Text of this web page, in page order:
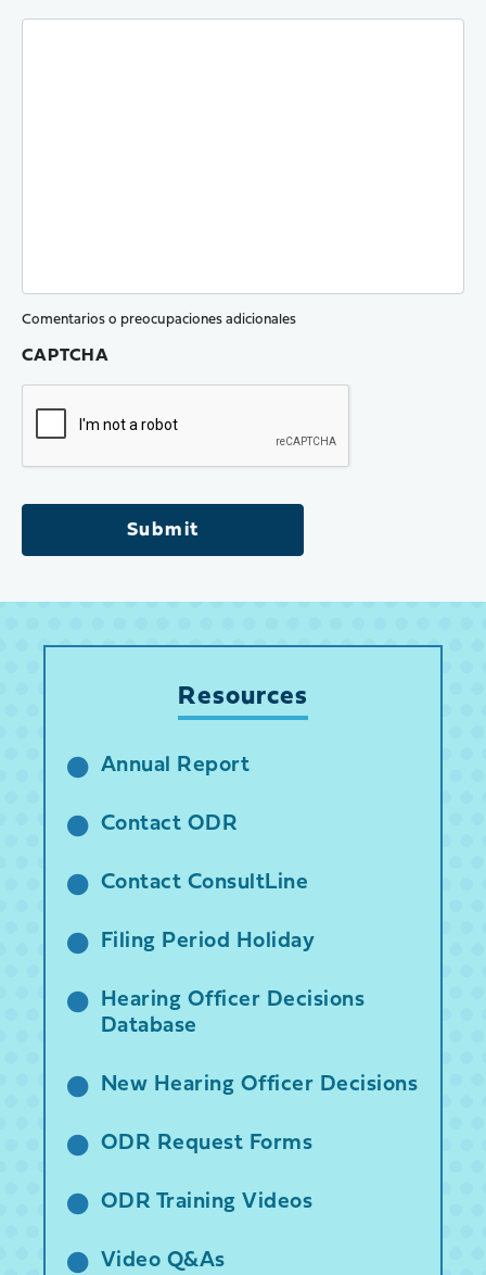
Comentarios o preocupaciones adicionales
CAPTCHA
Resources
Annual Report
Contact ODR
Contact ConsultLine
Filing Period Holiday
Hearing Officer Decisions
Database
New Hearing Officer Decisions
ODR Request Forms
ODR Training Videos
Video Q&As